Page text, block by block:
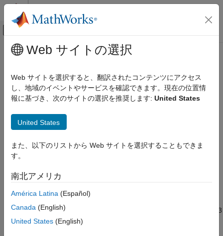
コンテンツへスキップ
オフキャンバス ナビゲーション メ
ドキュメンテーションのホーム
Simulink Supported Hardware
LEGO MINDSTORMS EV3 Hardware
Speaker
Description
Parameters
メインコンテンツ
Speaker
Play tune from EV3 speaker
Description
Add-On Required:
Package for LEGO MINDSTORMS EV3 Hardware
Use theSpeaker
block to play tones from the speaker in the EV3
brick. To play a tone, set the speaker volume and frequency to
Web サイトの選択
Web サイトを選択すると、翻訳されたコンテンツにアクセス
し、地域のイベントやサービスを確認できます。現在の位置情
報に基づき、次のサイトの選択を推奨します: United States
United States
また、以下のリストから Web サイトを選択することもできま
す。
南北アメリカ
América Latina (Español)
Canada (English)
United States (English)